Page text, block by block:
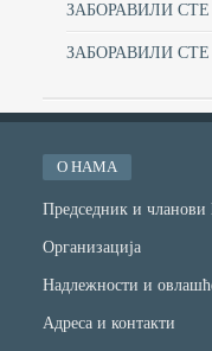
ЗАБОРАВИЛИ
ЗАБОРАВИЛИ
О НАМА
Председник и чланови
Организација
Надлежности и
Адреса и контакти